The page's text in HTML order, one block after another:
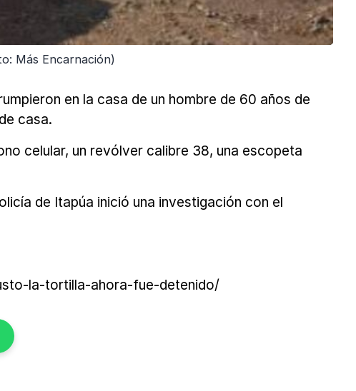
Más Encarnación)
en la casa de un hombre de 60 años de
casa.
celular, un revólver calibre 38, una escopeta
de Itapúa inició una investigación con el
la-tortilla-ahora-fue-detenido/